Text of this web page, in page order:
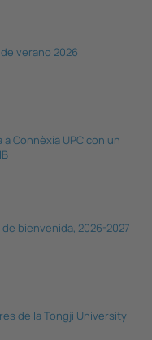
verano 2026
Connèxia UPC con un
bienvenida, 2026-2027
de la Tongji University